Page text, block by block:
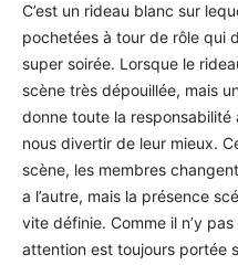
C’est un rideau blanc sur
pochetées à tour de rôle qui
super soirée. Lorsque le
scène très dépouillée, mais
donne toute la
nous divertir de leur mieux.
scène, les membres
a l’autre, mais la présence
vite définie. Comme il n’y
attention est toujours portée